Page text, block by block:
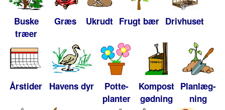
Buske
træer
Græs Ukrudt Frugt bær Drivhuset
Årstider Havens dyr
Potte-
planter
Kompost
gødning
Planlæg-
ning